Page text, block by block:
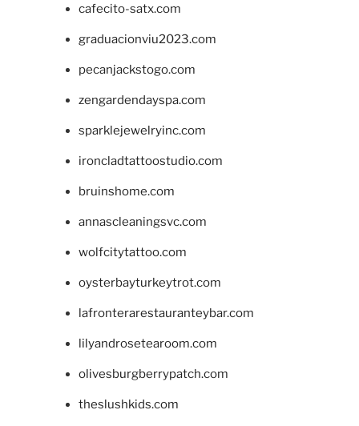
cafecito-satx.com
graduacionviu2023.com
pecanjackstogo.com
zengardendayspa.com
sparklejewelryinc.com
ironcladtattoostudio.com
bruinshome.com
annascleaningsvc.com
wolfcitytattoo.com
oysterbayturkeytrot.com
lafronterarestauranteybar.com
lilyandrosetearoom.com
olivesburgberrypatch.com
theslushkids.com